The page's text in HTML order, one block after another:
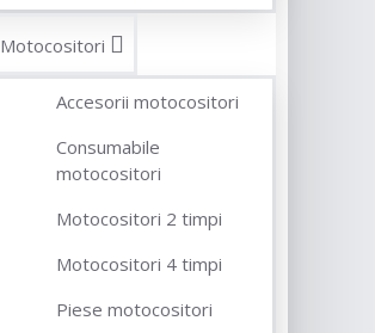
Motocositori
Accesorii motocositori
Consumabile
motocositori
Motocositori 2 timpi
Motocositori 4 timpi
Piese motocositori